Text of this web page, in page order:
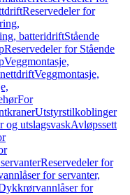
Reservedeler for
batteridriftStående
Reservedeler for Stående
Veggmontasje,
Veggmontasje,
For
Utstyrstilkoblinger
og utslagsvaskAvløpssett
Reservedeler for
for servanter,
for